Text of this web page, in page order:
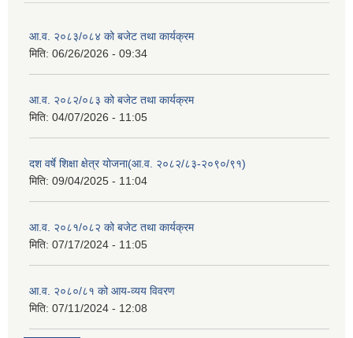
आ.व. २०८३/०८४ को बजेट तथा कार्यक्रम
मिति: 06/26/2026 - 09:34
आ.व. २०८२/०८३ को बजेट तथा कार्यक्रम
मिति: 04/07/2026 - 11:05
दश वर्षे शिक्षा क्षेत्र योजना(आ.व. २०८२/८३-२०९०/९१)
मिति: 09/04/2025 - 11:04
आ.व. २०८१/०८२ को बजेट तथा कार्यक्रम
मिति: 07/17/2024 - 11:05
आ.व. २०८०/८१ को आय-व्यय विवरण
मिति: 07/11/2024 - 12:08